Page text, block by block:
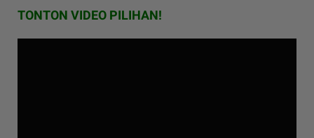
TONTON VIDEO PILIHAN!